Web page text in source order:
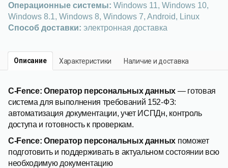
Операционные системы: Windows 11, Windows 10,
Windows 8.1, Windows 8, Windows 7, Android, Linux
Способ доставки: электронная доставка
Описание Характеристики Наличие и доставка
C-Fence: Оператор персональных данных — готовая
система для выполнения требований 152-ФЗ:
автоматизация документации, учет ИСПДн, контроль
доступа и готовность к проверкам.
C-Fence: Оператор персональных данных поможет
подготовить и поддерживать в актуальном состоянии всю
необходимую документацию